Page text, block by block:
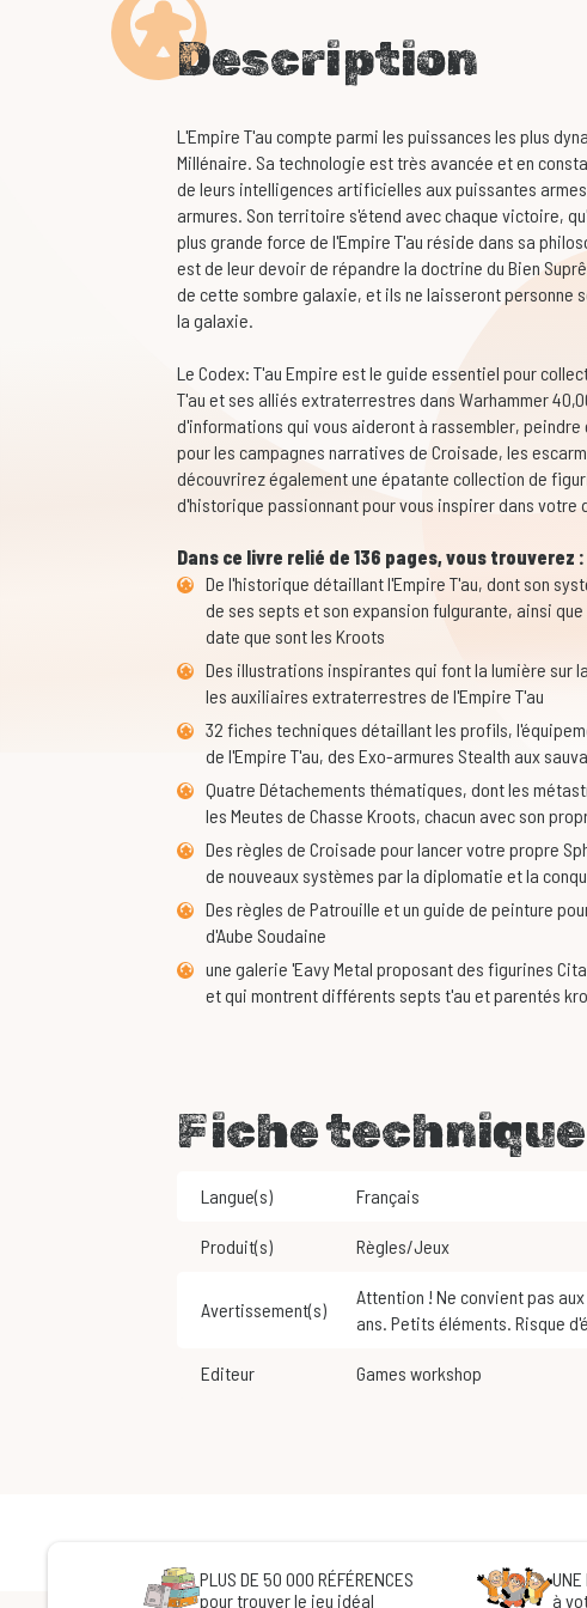
Description
L'Empire T'au compte parmi les puissances les plus
Millénaire. Sa technologie est très avancée et en
de leurs intelligences artificielles aux puissantes
armures. Son territoire s'étend avec chaque victoire,
plus grande force de l'Empire T'au réside dans sa
est de leur devoir de répandre la doctrine du Bien
de cette sombre galaxie, et ils ne laisseront personne
la galaxie.
Le Codex: T'au Empire est le guide essentiel pour
T'au et ses alliés extraterrestres dans Warhammer
d'informations qui vous aideront à rassembler,
pour les campagnes narratives de Croisade, les
découvrirez également une épatante collection de
d'historique passionnant pour vous inspirer dans votre
Dans ce livre relié de 136 pages, vous trouverez :
De l'historique détaillant l'Empire T'au, dont son
de ses septs et son expansion fulgurante, ainsi
date que sont les Kroots
Des illustrations inspirantes qui font la lumière sur
les auxiliaires extraterrestres de l'Empire T'au
32 fiches techniques détaillant les profils,
de l'Empire T'au, des Exo-armures Stealth aux
Quatre Détachements thématiques, dont les
les Meutes de Chasse Kroots, chacun avec son
Des règles de Croisade pour lancer votre propre
de nouveaux systèmes par la diplomatie et la
Des règles de Patrouille et un guide de peinture
d'Aube Soudaine
une galerie 'Eavy Metal proposant des figurines
et qui montrent différents septs t'au et parentés
Fiche technique
Langue(s) Français
Produit(s) Règles/Jeux
Avertissement(s)
Attention ! Ne convient pas aux enfants de moins de 3
ans. Petits éléments. Risque
Editeur Games workshop
PLUS DE 50 000 RÉFÉRENCES
pour trouver le jeu idéal
UNE
à